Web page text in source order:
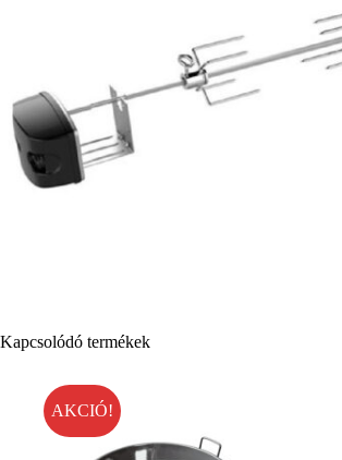
Kapcsolódó termékek
AKCIÓ!